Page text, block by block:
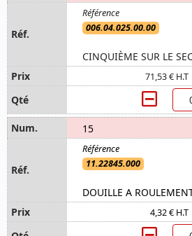
006.04.025.00.00
CINQUIÈME SUR LE
71,53 € H.T
15
11.22845.000
DOUILLE A
4,32 € H.T